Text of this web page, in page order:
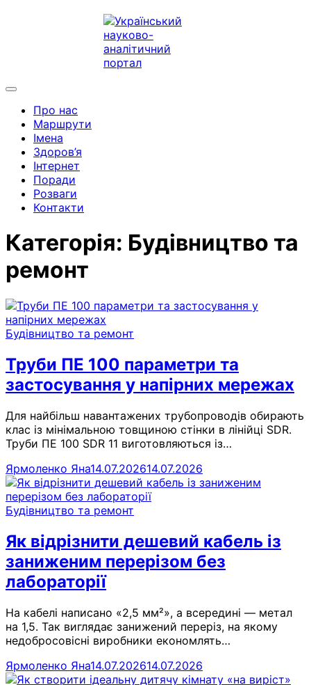
Про нас
Маршрути
Імена
Здоров’я
Інтернет
Поради
Розваги
Контакти
Категорія: Будівництво та
ремонт
Будівництво та ремонт
Труби ПЕ 100 параметри та
застосування у напірних мережах
Для найбільш навантажених трубопроводів обирають
клас із мінімальною товщиною стінки в лінійці SDR.
Труби ПЕ 100 SDR 11 виготовляються із…
Ярмоленко Яна14.07.202614.07.2026
Будівництво та ремонт
Як відрізнити дешевий кабель із
заниженим перерізом без
лабораторії
На кабелі написано «2,5 мм²», а всередині — метал
на 1,5. Так виглядає занижений переріз, на якому
недобросовісні виробники економлять…
Ярмоленко Яна14.07.202614.07.2026